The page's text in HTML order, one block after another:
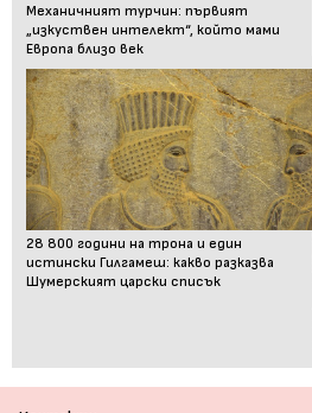
Механичният турчин: първият
„изкуствен интелект“, който мами
Европа близо век
28 800 години на трона и един
истински Гилгамеш: какво разказва
Шумерският царски списък